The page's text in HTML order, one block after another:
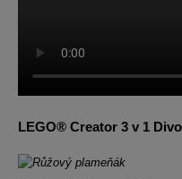
LEGO® Creator 3 v 1